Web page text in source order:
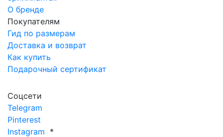
О бренде
Покупателям
Гид по размерам
Доставка и возврат
Как купить
Подарочный сертификат
Соцсети
Telegram
Pinterest
Instagram *